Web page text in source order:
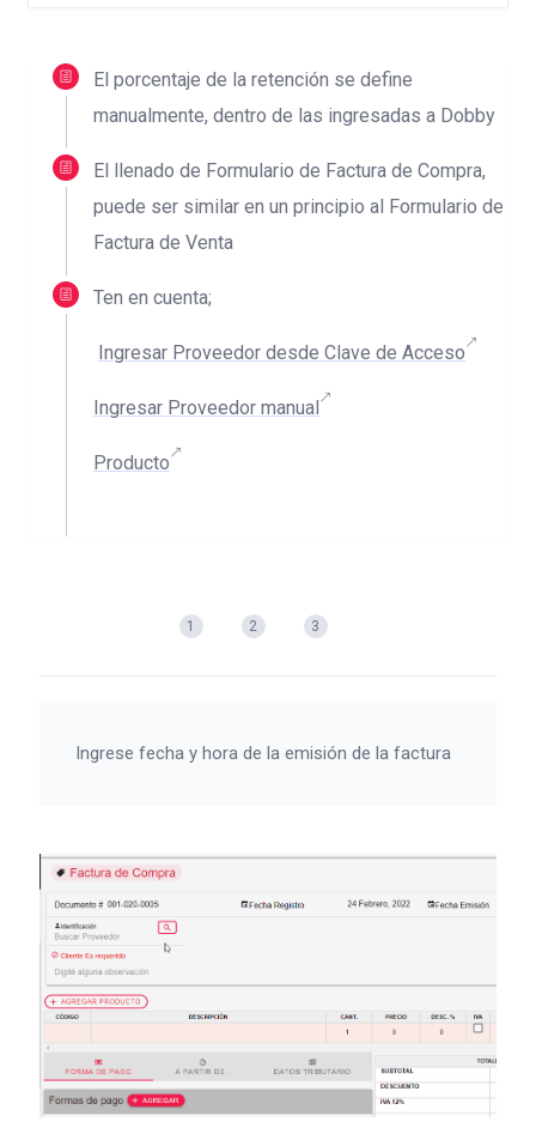
El porcentaje de la retención se define
manualmente, dentro de las ingresadas a Dobby
El llenado de Formulario de Factura de Compra,
puede ser similar en un principio al Formulario de
Factura de Venta
Ten en cuenta;
Ingresar Proveedor desde Clave de Acceso
Ingresar Proveedor manual
Producto
1 2 3
Ingrese fecha y hora de la emisión de la factura